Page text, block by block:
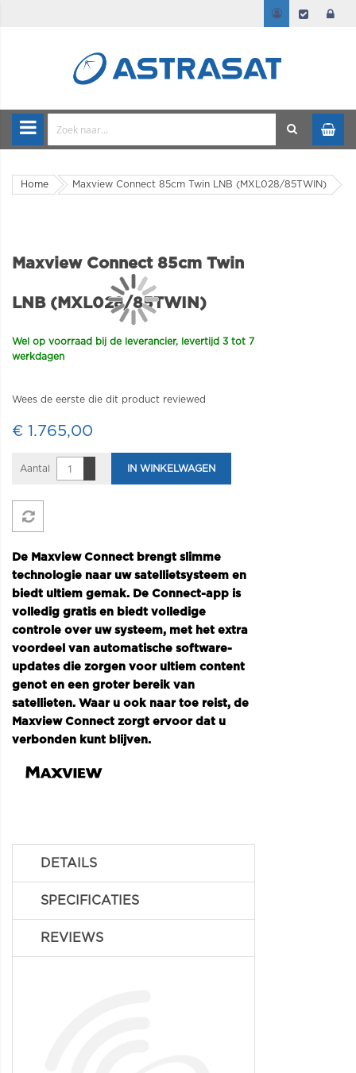
Home Maxview Connect 85cm Twin LNB (MXL028/85TWIN)
Maxview Connect 85cm Twin
LNB (MXL028/85TWIN)
Wel op voorraad bij de leverancier, levertijd 3 tot 7
werkdagen
Wees de eerste die dit product reviewed
€ 1.765,00
Aantal IN WINKELWAGEN
De Maxview Connect brengt slimme
technologie naar uw satellietsysteem en
biedt ultiem gemak. De Connect-app is
volledig gratis en biedt volledige
controle over uw systeem, met het extra
voordeel van automatische software-
updates die zorgen voor ultiem content
genot en een groter bereik van
satellieten. Waar u ook naar toe reist, de
Maxview Connect zorgt ervoor dat u
verbonden kunt blijven.
DETAILS
SPECIFICATIES
REVIEWS